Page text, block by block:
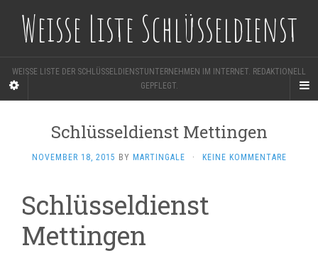
Weisse Liste Schlüsseldienst
WEISSE LISTE DER SCHLÜSSELDIENSTUNTERNEHMEN IM INTERNET. REDAKTIONELL
GEPFLEGT.
Schlüsseldienst Mettingen
NOVEMBER 18, 2015 BY MARTINGALE · KEINE KOMMENTARE
Schlüsseldienst
Mettingen